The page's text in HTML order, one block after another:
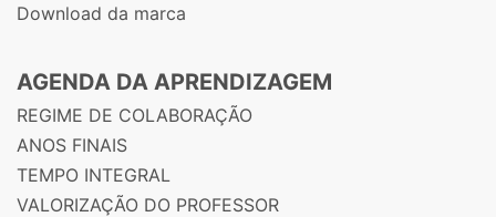
Download da marca
AGENDA DA APRENDIZAGEM
REGIME DE COLABORAÇÃO
ANOS FINAIS
TEMPO INTEGRAL
VALORIZAÇÃO DO PROFESSOR